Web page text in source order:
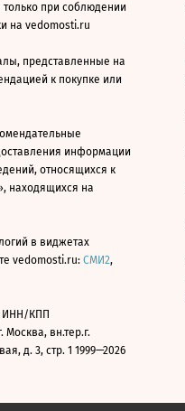
при соблюдении
на vedomosti.ru
представленные на
к покупке или
информации
относящихся к
находящихся на
в виджетах
vedomosti.ru: СМИ2,
ИНН/КПП
Москва, вн.тер.г.
д. 3, стр. 1 1999—2026